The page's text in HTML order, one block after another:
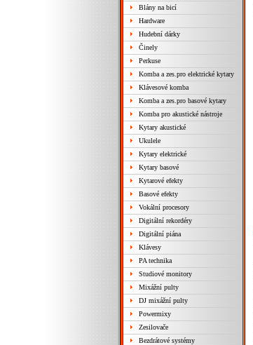
Blány na bicí
Hardware
Hudební dárky
Činely
Perkuse
Komba a zes.pro elektrické kytary
Klávesové komba
Komba a zes.pro basové kytary
Komba pro akustické nástroje
Kytary akustické
Ukulele
Kytary elektrické
Kytary basové
Kytarové efekty
Basové efekty
Vokální procesory
Digitální rekordéry
Digitální piána
Klávesy
PA technika
Studiové monitory
Mixážní pulty
DJ mixážní pulty
Powermixy
Zesilovače
Bezdrátové systémy